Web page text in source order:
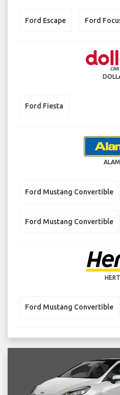
Ford Escape Ford
Ford Fiesta
Ford Mustang Convertible
Ford Mustang Convertible
Ford Mustang Convertible